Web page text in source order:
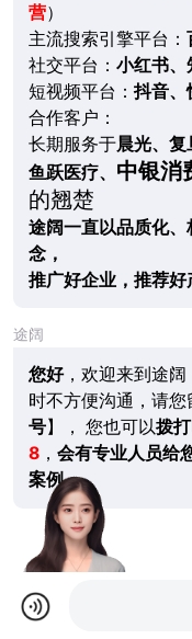
营）
主流搜索引擎平台：
社交平台： 小红书、
短视频平台：抖音、
合作客户：
长期服务于晨光、复
鱼跃医疗、 中银消
的翘楚
途阔一直以品质化
念，
推广好企业，推荐
途阔
您好，欢迎来到途阔
时不方便沟通，请您
号】， 您也可以拨
8， 会有专业人员给
案例。